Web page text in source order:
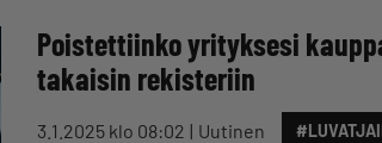
Poistettiinko yrityksesi
takaisin rekisteriin
3.1.2025 klo 08:02 Uutinen